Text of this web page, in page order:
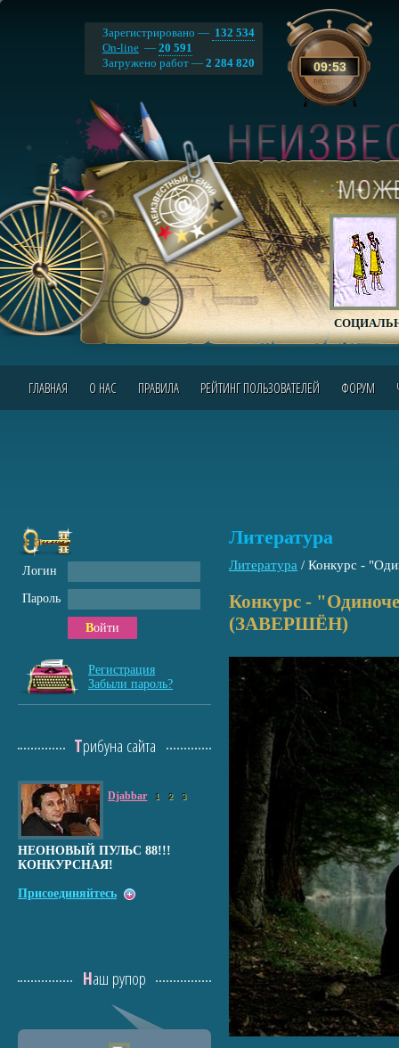
09:53
Зарегистрировано — 132 534
On-line — 20 591
Загружено работ — 2 284 820
ГЛАВНАЯ О НАС ПРАВИЛА РЕЙТИНГ ПОЛЬЗОВАТЕЛЕЙ ФОРУМ
Литература
Литература / Конкурс -
Конкурс -
(ЗАВЕРШЁН)
Логин
Пароль
Войти
Регистрация
Забыли пароль?
Трибуна сайта
Djabbar 1 2 3
НЕОНОВЫЙ ПУЛЬС 88!!!
КОНКУРСНАЯ!
Присоединяйтесь
Наш рупор